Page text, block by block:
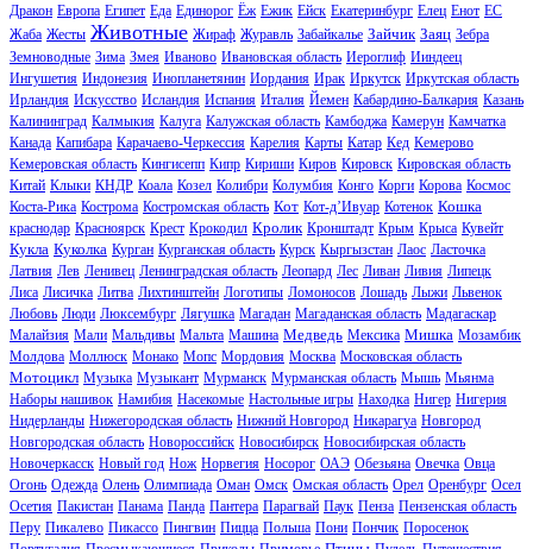
Дракон Европа Египет Еда Единорог Ёж Ежик Ейск Екатеринбург Елец Енот ЕС
Жаба Жесты Животные Жираф Журавль Забайкалье Зайчик Заяц Зебра
Земноводные Зима Змея Иваново Ивановская область Иероглиф Ииндеец
Ингушетия Индонезия Инопланетянин Иордания Ирак Иркутск Иркутская область
Ирландия Искусство Исландия Испания Италия Йемен Кабардино-Балкария Казань
Калининград Калмыкия Калуга Калужская область Камбоджа Камерун Камчатка
Канада Капибара Карачаево-Черкессия Карелия Карты Катар Кед Кемерово
Кемеровская область Кингисепп Кипр Кириши Киров Кировск Кировская область
Китай Клыки КНДР Коала Козел Колибри Колумбия Конго Корги Корова Космос
Коста-Рика Кострома Костромская область Кот Кот-д’Ивуар Котенок Кошка
краснодар Красноярск Крест Крокодил Кролик Кронштадт Крым Крыса Кувейт
Кукла Куколка Курган Курганская область Курск Кыргызстан Лаос Ласточка
Латвия Лев Ленивец Ленинградская область Леопард Лес Ливан Ливия Липецк
Лиса Лисичка Литва Лихтинштейн Логотипы Ломоносов Лошадь Лыжи Львенок
Любовь Люди Люксембург Лягушка Магадан Магаданская область Мадагаскар
Малайзия Мали Мальдивы Мальта Машина Медведь Мексика Мишка Мозамбик
Молдова Моллюск Монако Мопс Мордовия Москва Московская область
Мотоцикл Музыка Музыкант Мурманск Мурманская область Мышь Мьянма
Наборы нашивок Намибия Насекомые Настольные игры Находка Нигер Нигерия
Нидерланды Нижегородская область Нижний Новгород Никарагуа Новгород
Новгородская область Новороссийск Новосибирск Новосибирская область
Новочеркасск Новый год Нож Норвегия Носорог ОАЭ Обезьяна Овечка Овца
Огонь Одежда Олень Олимпиада Оман Омск Омская область Орел Оренбург Осел
Осетия Пакистан Панама Панда Пантера Парагвай Паук Пенза Пензенская область
Перу Пикалево Пикассо Пингвин Пицца Польша Пони Пончик Поросенок